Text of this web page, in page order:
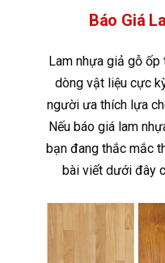
Báo Giá
Lam nhựa giả gỗ ốp
dòng vật liệu cực
người ưa thích lựa
Nếu báo giá lam
bạn đang thắc mắc
bài viết dưới đây